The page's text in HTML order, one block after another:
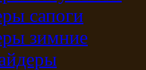
сапоги
зимние